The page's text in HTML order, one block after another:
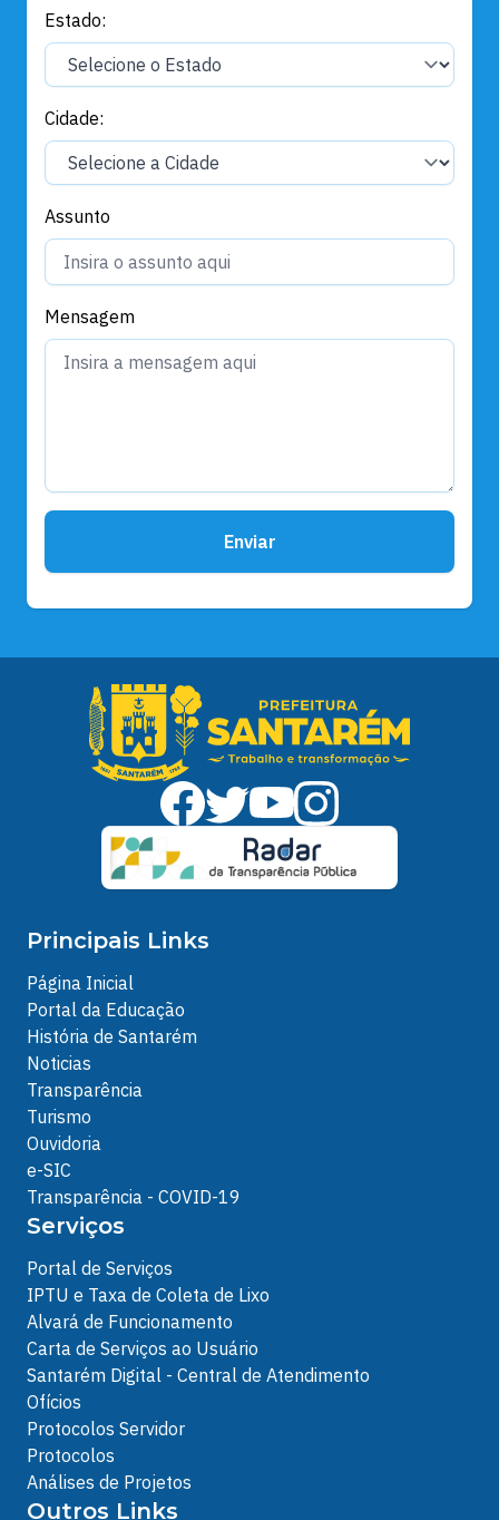
Estado:
Cidade:
Assunto
Mensagem
Enviar
Principais Links
Página Inicial
Portal da Educação
História de Santarém
Noticias
Transparência
Turismo
Ouvidoria
e-SIC
Transparência - COVID-19
Serviços
Portal de Serviços
IPTU e Taxa de Coleta de Lixo
Alvará de Funcionamento
Carta de Serviços ao Usuário
Santarém Digital - Central de Atendimento
Ofícios
Protocolos Servidor
Protocolos
Análises de Projetos
Outros Links